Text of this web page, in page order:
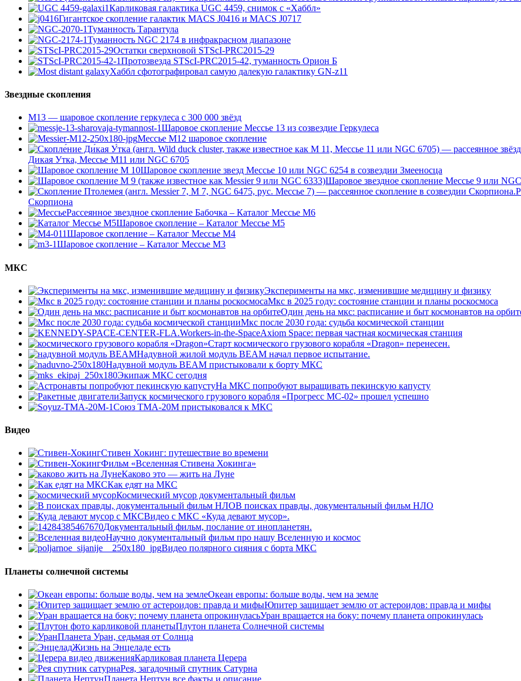
Карликовая галактика UGC 4459, снимок с «Хаббл»
Гигантское скопление галактик MACS J0416 и MACS J0717
Туманность Тарантула
Туманность NGC 2174 в инфракрасном диапазоне
Остатки сверхновой STScI-PRC2015-29
Протозвезда STScI-PRC2015-42, туманность Орион Б
Хаббл сфотографировал самую далекую галактику GN-z11
Звездные скопления
М13 — шаровое скопление геркулеса с 300 000 звёзд
Шаровое скопление Мессье 13 из созвездие Геркулеса
Мессье М12 шаровое скопление
Дикая Утка, Мессье М11 или NGC 6705
Шаровое скопление звезд Мессье 10 или NGC 6254 в созвездии Змееносца
Шаровое звездное скопление Мессье 9 или
Скорпиона
Рассеянное звездное скопление Бабочка – Каталог Мессье М6
Шаровое скопление – Каталог Мессье М5
Шаровое скопление – Каталог Мессье М4
Шаровое скопление – Каталог Мессье М3
МКС
Эксперименты на мкс, изменившие медицину и физику
Мкс в 2025 году: состояние станции и планы роскосмоса
Один день на мкс: расписание и быт космонавтов на
Мкс после 2030 года: судьба космической станции
Axiom Space: первая частная космическая станция
Старт космического грузового корабля «Dragon» перенесен.
Надувной жилой модуль BEAM начал первое испытание.
Надувной модуль BEAM пристыковали к борту МКС
Экипаж МКС сегодня
На МКС попробуют выращивать пекинскую капусту
Запуск космического грузового корабля «Прогресс МС-02» прошел успешно
Союз ТМА-20М пристыковался к МКС
Видео
Стивен Хокинг: путешествие во времени
Фильм «Вселенная Стивена Хокинга»
Каково это — жить на Луне
Как едят на МКС
Космический мусор документальный фильм
В поисках правды, документальный фильм НЛО
Видео с МКС «Куда девают мусор».
Документальный фильм, послание от инопланетян.
Научно документальный фильм про нашу Вселенную и космос
Видео полярного сияния с борта МКС
Планеты солнечной системы
Океан европы: больше воды, чем на земле
Юпитер защищает землю от астероидов: правда и мифы
Уран вращается на боку: почему планета опрокинулась
Плутон планета Солнечной системы
Планета Уран, седьмая от Солнца
Жизнь на Энцеладе есть
Карликовая планета Церера
Рея, загадочный спутник Сатурна
Планета Нептун все факты и описание.